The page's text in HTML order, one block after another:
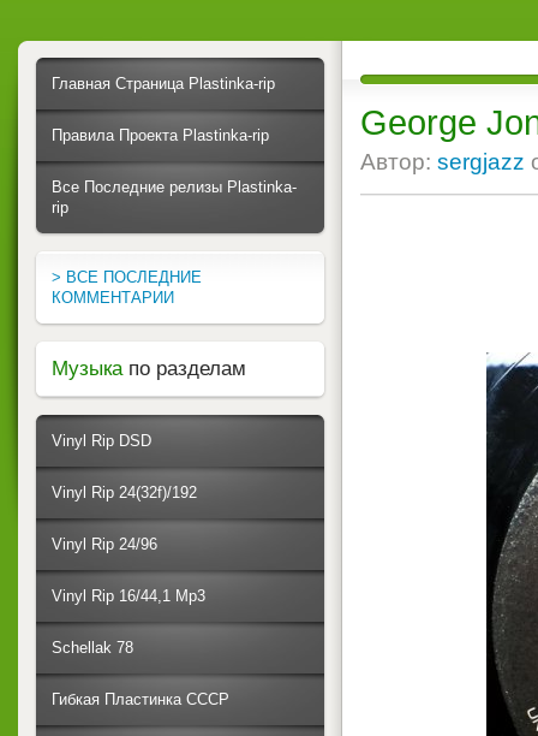
George
Автор: sergjazz
Главная Страница Plastinka-rip
Правила Проекта Plastinka-rip
Все Последние релизы Plastinka-
rip
> ВСЕ ПОСЛЕДНИЕ
КОММЕНТАРИИ
Музыка по разделам
Vinyl Rip DSD
Vinyl Rip 24(32f)/192
Vinyl Rip 24/96
Vinyl Rip 16/44,1 Mp3
Schellak 78
Гибкая Пластинка СССР